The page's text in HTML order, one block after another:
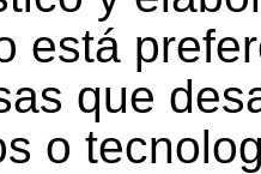
está
que
o